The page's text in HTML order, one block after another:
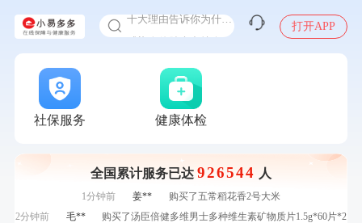
入职体检在线预约
甲状腺癌怎么筛查
打开APP
社保服务 健康体检
全国累计服务已达 926544 人
7分钟前 林**
成功预约糖尿病强化体检套餐
7分钟前
购买了小熊电烤箱 DKX-F10M6
刚刚
购买了宁安堡新疆无核红枣干150g*2
刚刚
购买了宁安堡新疆无核红枣干150g*2
1分钟前
赵**
成功预约青春体检卡（女）
1分钟前
姜**
购买了五常稻花香2号大米
2分钟前
毛**
购买了汤臣倍健多维男士多种维生素矿物质片1.5g*60片*2